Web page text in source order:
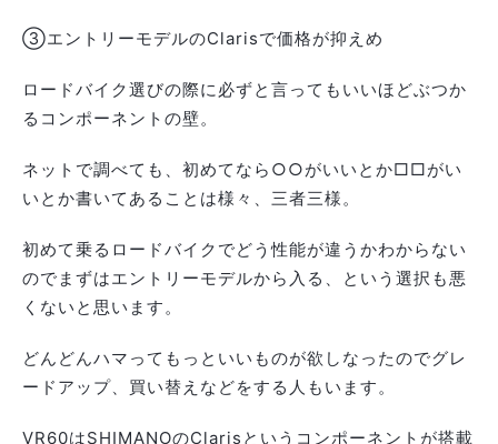
③エントリーモデルのClarisで価格が抑えめ
ロードバイク選びの際に必ずと言ってもいいほどぶつか
るコンポーネントの壁。
ネットで調べても、初めてなら○○がいいとか□□がい
いとか書いてあることは様々、三者三様。
初めて乗るロードバイクでどう性能が違うかわからない
のでまずはエントリーモデルから入る、という選択も悪
くないと思います。
どんどんハマってもっといいものが欲しなったのでグレ
ードアップ、買い替えなどをする人もいます。
VR60はSHIMANOのClarisというコンポーネントが搭載